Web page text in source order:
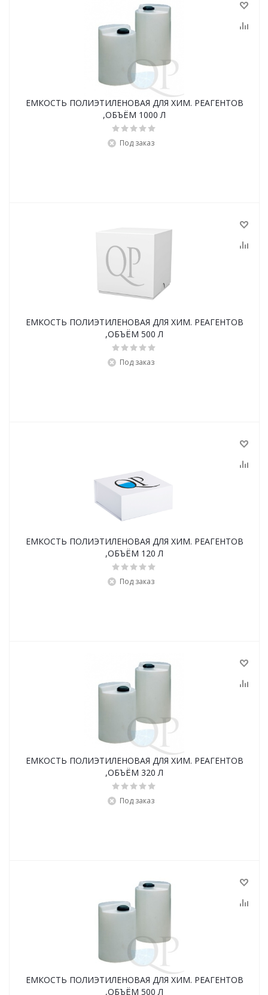
ЕМКОСТЬ ПОЛИЭТИЛЕНОВАЯ ДЛЯ ХИМ. РЕАГЕНТОВ
,ОБЪЁМ 1000 Л
Под заказ
ЕМКОСТЬ ПОЛИЭТИЛЕНОВАЯ ДЛЯ ХИМ. РЕАГЕНТОВ
,ОБЪЁМ 500 Л
Под заказ
ЕМКОСТЬ ПОЛИЭТИЛЕНОВАЯ ДЛЯ ХИМ. РЕАГЕНТОВ
,ОБЪЁМ 120 Л
Под заказ
ЕМКОСТЬ ПОЛИЭТИЛЕНОВАЯ ДЛЯ ХИМ. РЕАГЕНТОВ
,ОБЪЁМ 320 Л
Под заказ
ЕМКОСТЬ ПОЛИЭТИЛЕНОВАЯ ДЛЯ ХИМ. РЕАГЕНТОВ
,ОБЪЁМ 500 Л